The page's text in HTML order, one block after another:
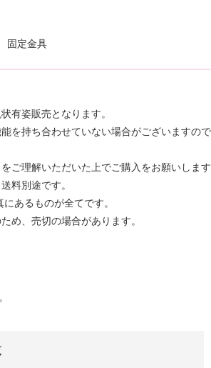
固定金具
有姿販売となります。
能を持ち合わせていない場合がございますの
をご理解いただいた上でご購入をお願いしま
料別途です。
にあるものが全てです。
め、売切の場合があります。